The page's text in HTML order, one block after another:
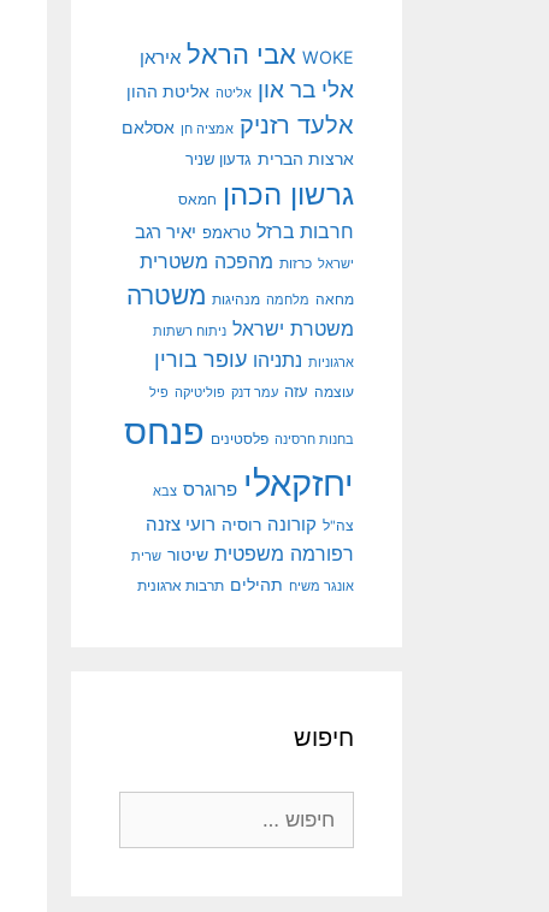
WOKE אבי הראל איראן
אלי בר און אליטה אליטת ההון
אלעד רזניק אמציה חן אסלאם
ארצות הברית גדעון שניר
גרשון הכהן חמאס
חרבות ברזל טראמפ יאיר רגב
ישראל כרזות מהפכה משטרית
מחאה מלחמה מנהיגות משטרה
משטרת ישראל ניתוח רשתות
ארגוניות נתניהו עופר בורין
עוצמה עזה עמר דנק פוליטיקה פיל
בחנות חרסינה פלסטינים פנחס
יחזקאלי פרוגרס צבא
צה"ל קורונה רוסיה רועי צזנה
רפורמה משפטית שיטור שרית
אונגר משיח תהילים תרבות ארגונית
חיפוש